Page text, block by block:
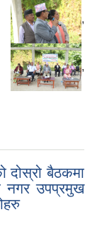
,
,
दोस्रो बैठकमा
उपप्रमुख